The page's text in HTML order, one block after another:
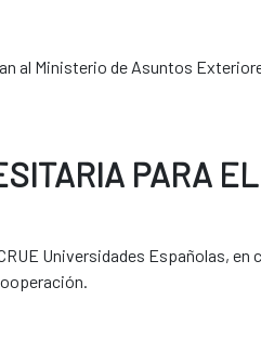
al Ministerio de Asuntos
PARA
Universidades Españolas,